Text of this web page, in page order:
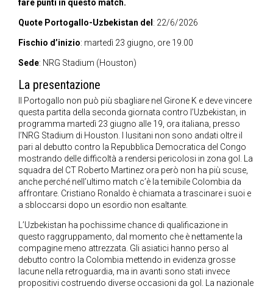
fare punti in questo match.
Quote Portogallo-Uzbekistan del : 22/6/2026
Fischio d’inizio: martedì 23 giugno, ore 19.00
Sede: NRG Stadium (Houston)
La presentazione
Il Portogallo non può più sbagliare nel Girone K e deve vincere
questa partita della seconda giornata contro l’Uzbekistan, in
programma martedì 23 giugno alle 19, ora italiana, presso
l’NRG Stadium di Houston. I lusitani non sono andati oltre il
pari al debutto contro la Repubblica Democratica del Congo
mostrando delle difficoltà a rendersi pericolosi in zona gol. La
squadra del CT Roberto Martinez ora però non ha più scuse,
anche perché nell’ultimo match c’è la temibile Colombia da
affrontare. Cristiano Ronaldo è chiamata a trascinare i suoi e
a sbloccarsi dopo un esordio non esaltante.
L’Uzbekistan ha pochissime chance di qualificazione in
questo raggruppamento, dal momento che è nettamente la
compagine meno attrezzata. Gli asiatici hanno perso al
debutto contro la Colombia mettendo in evidenza grosse
lacune nella retroguardia, ma in avanti sono stati invece
propositivi costruendo diverse occasioni da gol. La nazionale